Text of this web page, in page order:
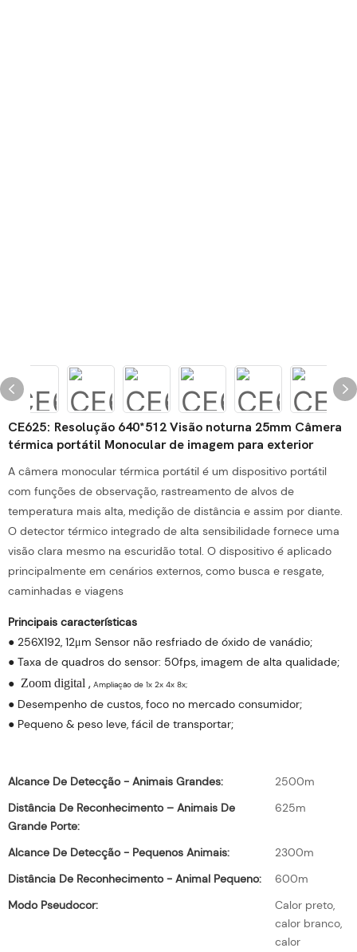
CE625: Resolução 640*512 Visão noturna 25mm Câmera
térmica portátil Monocular de imagem para exterior
A câmera monocular térmica portátil é um dispositivo portátil
com funções de observação, rastreamento de alvos de
temperatura mais alta, medição de distância e assim por diante.
O detector térmico integrado de alta sensibilidade fornece uma
visão clara mesmo na escuridão total. O dispositivo é aplicado
principalmente em cenários externos, como busca e resgate,
caminhadas e viagens
Principais características
● 256X192, 12μm Sensor não resfriado de óxido de vanádio;
● Taxa de quadros do sensor: 50fps, imagem de alta qualidade;
● Zoom digital , Ampliação de 1x 2x 4x 8x;
● Desempenho de custos, foco no mercado consumidor;
● Pequeno & peso leve, fácil de transportar;
Alcance De Detecção - Animais Grandes:
2500m
Distância De Reconhecimento – Animais De
Grande Porte:
625m
Alcance De Detecção - Pequenos Animais:
2300m
Distância De Reconhecimento - Animal Pequeno:
600m
Modo Pseudocor:
Calor preto,
calor branco,
calor